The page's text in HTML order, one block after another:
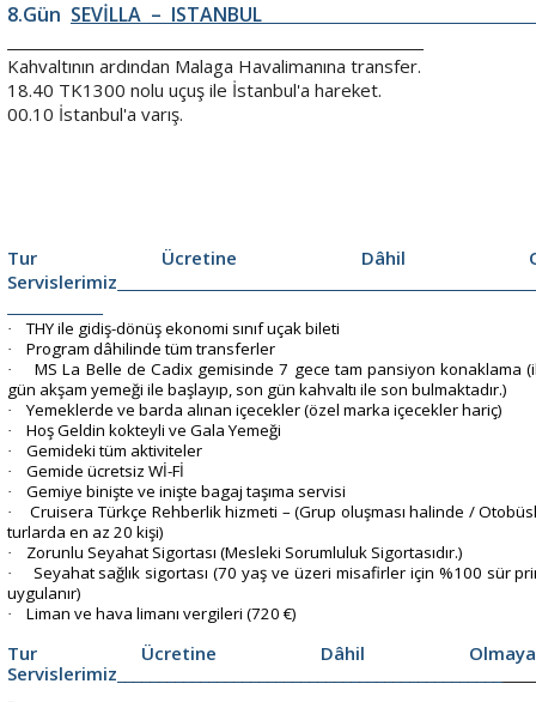
8.Gün SEVİLLA –
Kahvaltının ardından Malaga Havalimanına transfer.
18.40 TK1300 nolu uçuş ile İstanbul'a hareket.
00.10 İstanbul'a varış.
Tur Ücretine Dâhil
Servislerimiz
· THY ile gidiş-dönüş ekonomi sınıf uçak bileti
· Program dâhilinde tüm transferler
·
MS La Belle de Cadix gemisinde 7 gece tam pansiyon konaklama
gün akşam yemeği ile başlayıp, son gün kahvaltı ile son bulmaktadır.)
· Yemeklerde ve barda alınan içecekler (özel marka içecekler hariç)
· Hoş Geldin kokteyli ve Gala Yemeği
· Gemideki tüm aktiviteler
· Gemide ücretsiz Wİ-Fİ
· Gemiye binişte ve inişte bagaj taşıma servisi
·
Cruisera Türkçe Rehberlik hizmeti – (Grup oluşması halinde /
turlarda en az 20 kişi)
· Zorunlu Seyahat Sigortası (Mesleki Sorumluluk Sigortasıdır.)
·
Seyahat sağlık sigortası (70 yaş ve üzeri misafirler için %100 sür
uygulanır)
· Liman ve hava limanı vergileri (720 €)
Tur Ücretine Dâhil
Servislerimiz